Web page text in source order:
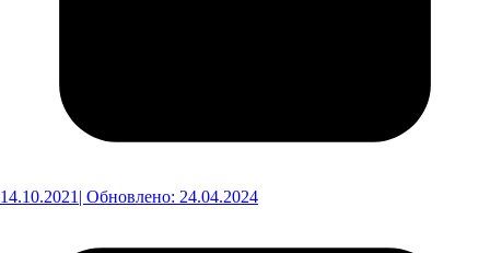
14.10.2021 | Обновлено: 24.04.2024